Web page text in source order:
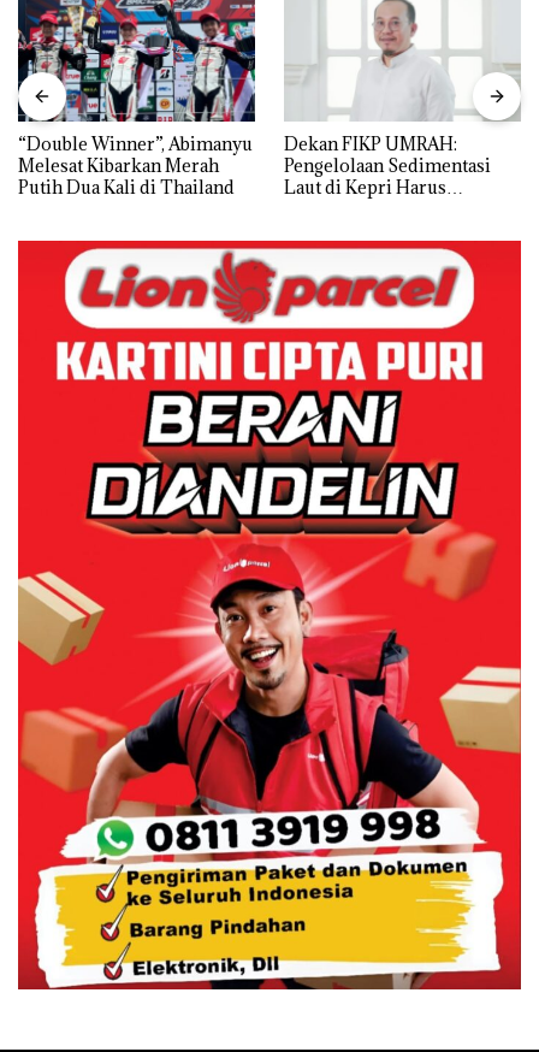
“Double Winner”, Abimanyu
Melesat Kibarkan Merah
Putih Dua Kali di Thailand
Dekan FIKP UMRAH:
Pengelolaan Sedimentasi
Laut di Kepri Harus
dengan Konservasi